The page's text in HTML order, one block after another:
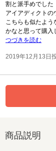
割と派手めでした
アイアディクトの
こちらも似たよう
かなと思って購入
つづきを読む
2019年12月13日
商品説明